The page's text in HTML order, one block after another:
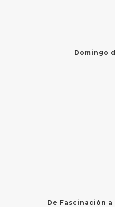
Domingo
De Fascinación